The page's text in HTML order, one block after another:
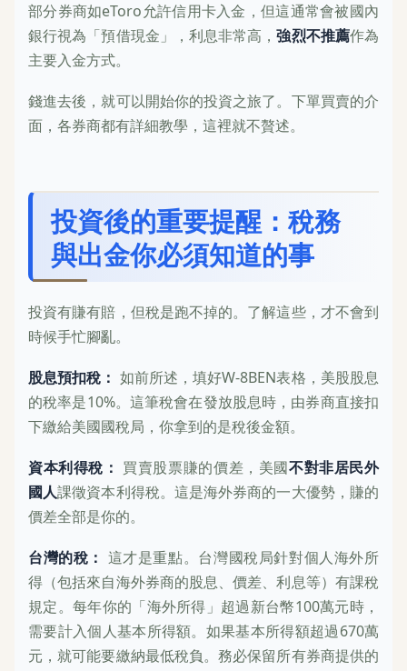
部分券商如eToro允許信用卡入金，但這通常會被國內
銀行視為「預借現金」，利息非常高，強烈不推薦作為
主要入金方式。
錢進去後，就可以開始你的投資之旅了。下單買賣的介
面，各券商都有詳細教學，這裡就不贅述。
投資後的重要提醒：稅務
與出金你必須知道的事
投資有賺有賠，但稅是跑不掉的。了解這些，才不會到
時候手忙腳亂。
股息預扣稅： 如前所述，填好W-8BEN表格，美股股息
的稅率是10%。這筆稅會在發放股息時，由券商直接扣
下繳給美國國稅局，你拿到的是稅後金額。
資本利得稅： 買賣股票賺的價差，美國不對非居民外
國人課徵資本利得稅。這是海外券商的一大優勢，賺的
價差全部是你的。
台灣的稅： 這才是重點。台灣國稅局針對個人海外所
得（包括來自海外券商的股息、價差、利息等）有課稅
規定。每年你的「海外所得」超過新台幣100萬元時，
需要計入個人基本所得額。如果基本所得額超過670萬
元，就可能要繳納最低稅負。務必保留所有券商提供的